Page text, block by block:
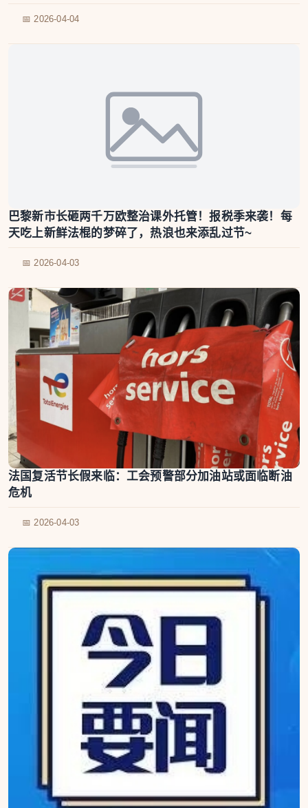
📅 2026-04-04
巴黎新市长砸两千万欧整治课外托管！报税季来袭！每
天吃上新鲜法棍的梦碎了，热浪也来添乱过节~
📅 2026-04-03
法国复活节长假来临：工会预警部分加油站或面临断油
危机
📅 2026-04-03